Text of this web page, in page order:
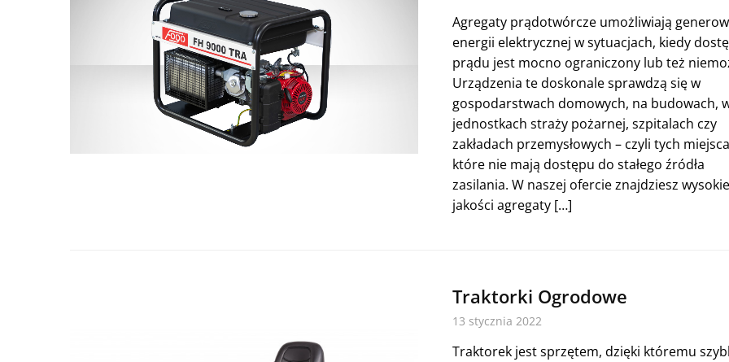
Agregaty prądotwórcze umożliwiają
energii elektrycznej w sytuacjach, kiedy
prądu jest mocno ograniczony lub też
Urządzenia te doskonale sprawdzą się w
gospodarstwach domowych, na budowach,
jednostkach straży pożarnej, szpitalach czy
zakładach przemysłowych – czyli tych
które nie mają dostępu do stałego źródła
zasilania. W naszej ofercie znajdziesz
jakości agregaty […]
Traktorki Ogrodowe
13 stycznia 2022
Traktorek jest sprzętem, dzięki któremu